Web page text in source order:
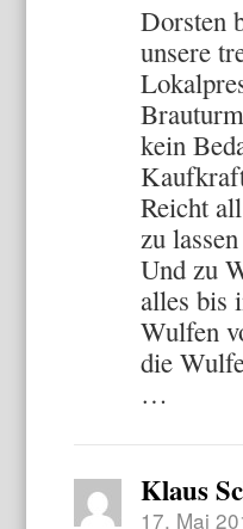
Dorsten
unsere
kein
Reicht
zu
Und zu
alles bis
Wulfen
die
…
Klaus
17. Mai